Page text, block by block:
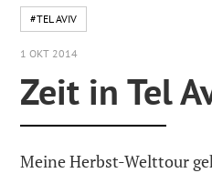
#TEL AVIV
1 OKT 2014
Zeit in Tel
Meine Herbst-Welttour